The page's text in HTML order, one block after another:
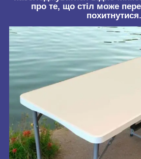
про те, що стіл може
похитнутися.